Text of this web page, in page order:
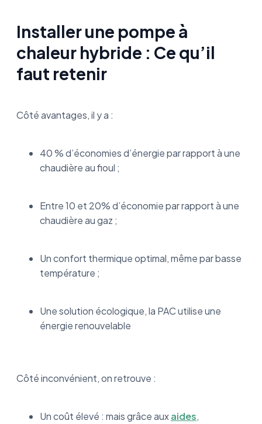
Installer une pompe à
chaleur hybride : Ce qu’il
faut retenir
Côté avantages, il y a :
40 % d’économies d’énergie par rapport à une
chaudière au fioul ;
Entre 10 et 20% d’économie par rapport à une
chaudière au gaz ;
Un confort thermique optimal, même par basse
température ;
Une solution écologique, la PAC utilise une
énergie renouvelable
Côté inconvénient, on retrouve :
Un coût élevé : mais grâce auxaides,